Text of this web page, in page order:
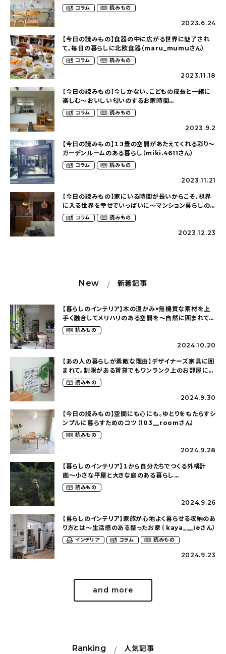
ンションリノベーション１Rの暮らし・後編
（haruno___ieさん）
コラム 読みもの
2023.6.24
【今日の読みもの】食器の中に広がる世界に魅了され
て。毎日の暮らしに北欧食器（maru_mumuさん）
コラム 読みもの
2023.11.18
【今日の読みもの】今しかない、こどもの成長と一緒に
楽しむ〜おいしい匂いのするお家時間
（i__home.0517さん）
コラム 読みもの
2023.9.2
【今日の読みもの】１３畳の空間があたえてくれる彩り〜
ガーデンルームのある暮らし（miki.4611さん）
コラム 読みもの
2023.11.21
【今日の読みもの】家にいる時間が長いからこそ、視界
に入る世界を幸せでいっぱいに〜マンション暮らしのイ
ンテリア（miyu_noieさん）
コラム 読みもの
2023.12.23
New 新着記事
【暮らしのインテリア】木の温かみ×無機質な素材を上
手く融合してメリハリのある空間を〜自然に囲まれて暮
らす（ki_no_ieさん）
読みもの
2024.10.20
【あの人の暮らしが素敵な理由】デザイナーズ家具に囲
まれて。制限がある賃貸でもワンランク上のお部屋に〜
狭くても好きな暮らしのこと（_____chika708さん）
読みもの
2024.9.30
【今日の読みもの】空間にも心にも。ゆとりをもたらすシ
ンプルに暮らすためのコツ（103__roomさん）
読みもの
2024.9.28
【暮らしのインテリア】１から自分たちでつくる外構計
画〜小さな平屋と大きな庭のある暮らし
（tsumikiniwaさん）
読みもの
2024.9.26
【暮らしのインテリア】家族が心地よく暮らせる収納のあ
り方とは〜生活感のある整ったお家（ kaya___ieさん）
インテリア コラム 読みもの
2024.9.23
and more
Ranking 人気記事